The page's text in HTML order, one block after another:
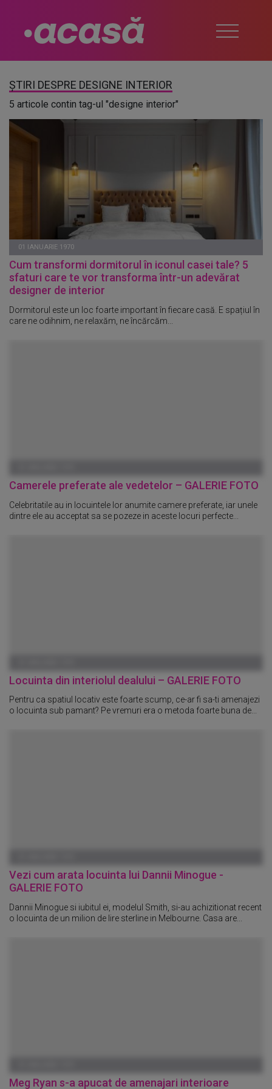
ȘTIRI DESPRE DESIGNE INTERIOR
5 articole contin tag-ul "designe interior"
01 IANUARIE 1970
Cum transformi dormitorul în iconul casei tale? 5
sfaturi care te vor transforma într-un adevărat
designer de interior
Dormitorul este un loc foarte important în fiecare casă. E spațiul în
care ne odihnim, ne relaxăm, ne încărcăm...
Camerele preferate ale vedetelor – GALERIE FOTO
Celebritatile au in locuintele lor anumite camere preferate, iar unele
dintre ele au acceptat sa se pozeze in aceste locuri perfecte...
Locuinta din interiolul dealului – GALERIE FOTO
Pentru ca spatiul locativ este foarte scump, ce-ar fi sa-ti amenajezi
o locuinta sub pamant? Pe vremuri era o metoda foarte buna de...
Vezi cum arata locuinta lui Dannii Minogue -
GALERIE FOTO
Dannii Minogue si iubitul ei, modelul Smith, si-au achizitionat recent
o locuinta de un milion de lire sterline in Melbourne. Casa are...
Meg Ryan s-a apucat de amenajari interioare